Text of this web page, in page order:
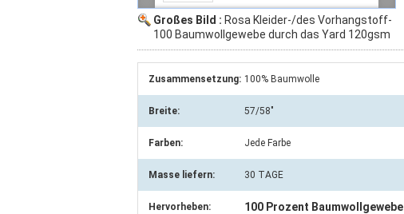
Großes Bild : Rosa Kleider-/des Vorhangstoff-
100 Baumwollgewebe durch das Yard 120gsm
Zusammensetzung: 100% Baumwolle
Breite: 57/58"
Farben: Jede Farbe
Masse liefern: 30 TAGE
Hervorheben: 100 Prozent Baumwollgewebe